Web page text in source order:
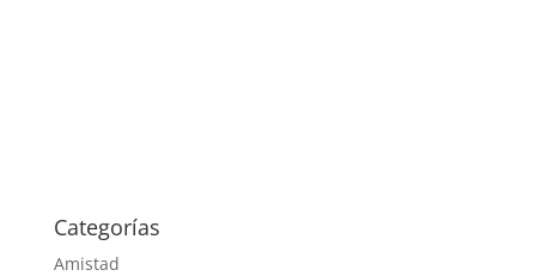
Categorías
Amistad